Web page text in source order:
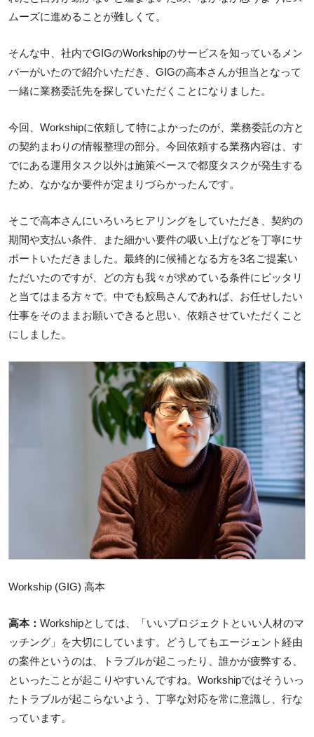
ムーズに進めることが難しくて。
そんな中、社内でGIGのWorkshipのサービスを知っているメン
バーがいたので紹介いただき、GIGの高本さんが担当となって
一緒に業務委託先を探していただくことになりました。
今回、Workshipに依頼して特によかったのが、業務委託の方と
の契約まわりの情報整理の部分。今回依頼する業務内容は、す
でにある運用タスク以外は施策ベースで都度タスクが発生する
ため、なかなか要件が定まりづらかったんです。
そこで高本さんにいろいろヒアリングをしていただき、契約の
期間や支払い条件、また細かい要件の吸い上げなどを丁寧にサ
ポートいただきました。最終的に候補となる方を3名ご提案い
ただいたのですが、どの方も我々が求めている条件にピッタリ
と当てはまる方々で。中でも鮫島さんであれば、お任せしたい
仕事をそのままお願いできると思い、依頼させていただくこと
にしました。
Workship (GIG) 高本
高本： Workshipとしては、「いいプロジェクトといい人材のマ
ッチング」を大切にしています。どうしてもエージェント経由
の案件というのは、トラブルが起こったり、誰かが疲弊する、
といったことが起こりやすいんですね。Workshipではそういっ
たトラブルが起こらないよう、丁寧な対応を常に意識し、行な
っています。